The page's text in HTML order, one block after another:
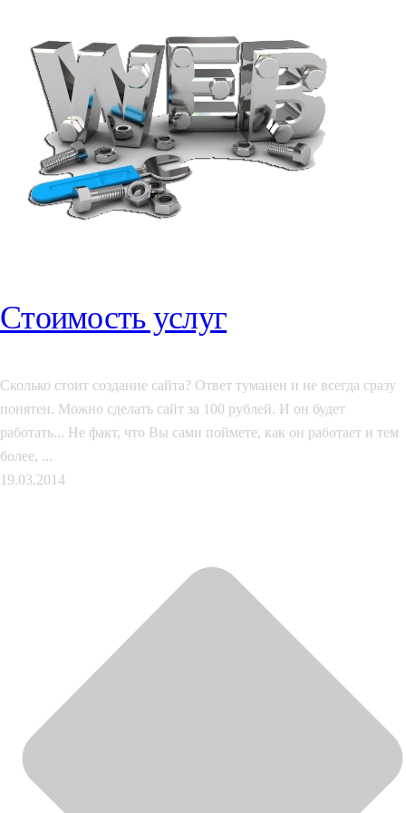
Стоимость услуг
Сколько стоит создание сайта? Ответ туманен и не всегда сразу
понятен. Можно сделать сайт за 100 рублей. И он будет
работать... Не факт, что Вы сами поймете, как он работает и тем
более, ...
19.03.2014